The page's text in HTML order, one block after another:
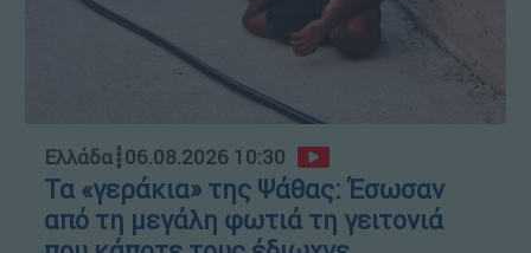
Ελλάδα┋06.08.2026 10:30
Τα «γεράκια» της Ψάθας: Έσωσαν
από τη μεγάλη φωτιά τη γειτονιά